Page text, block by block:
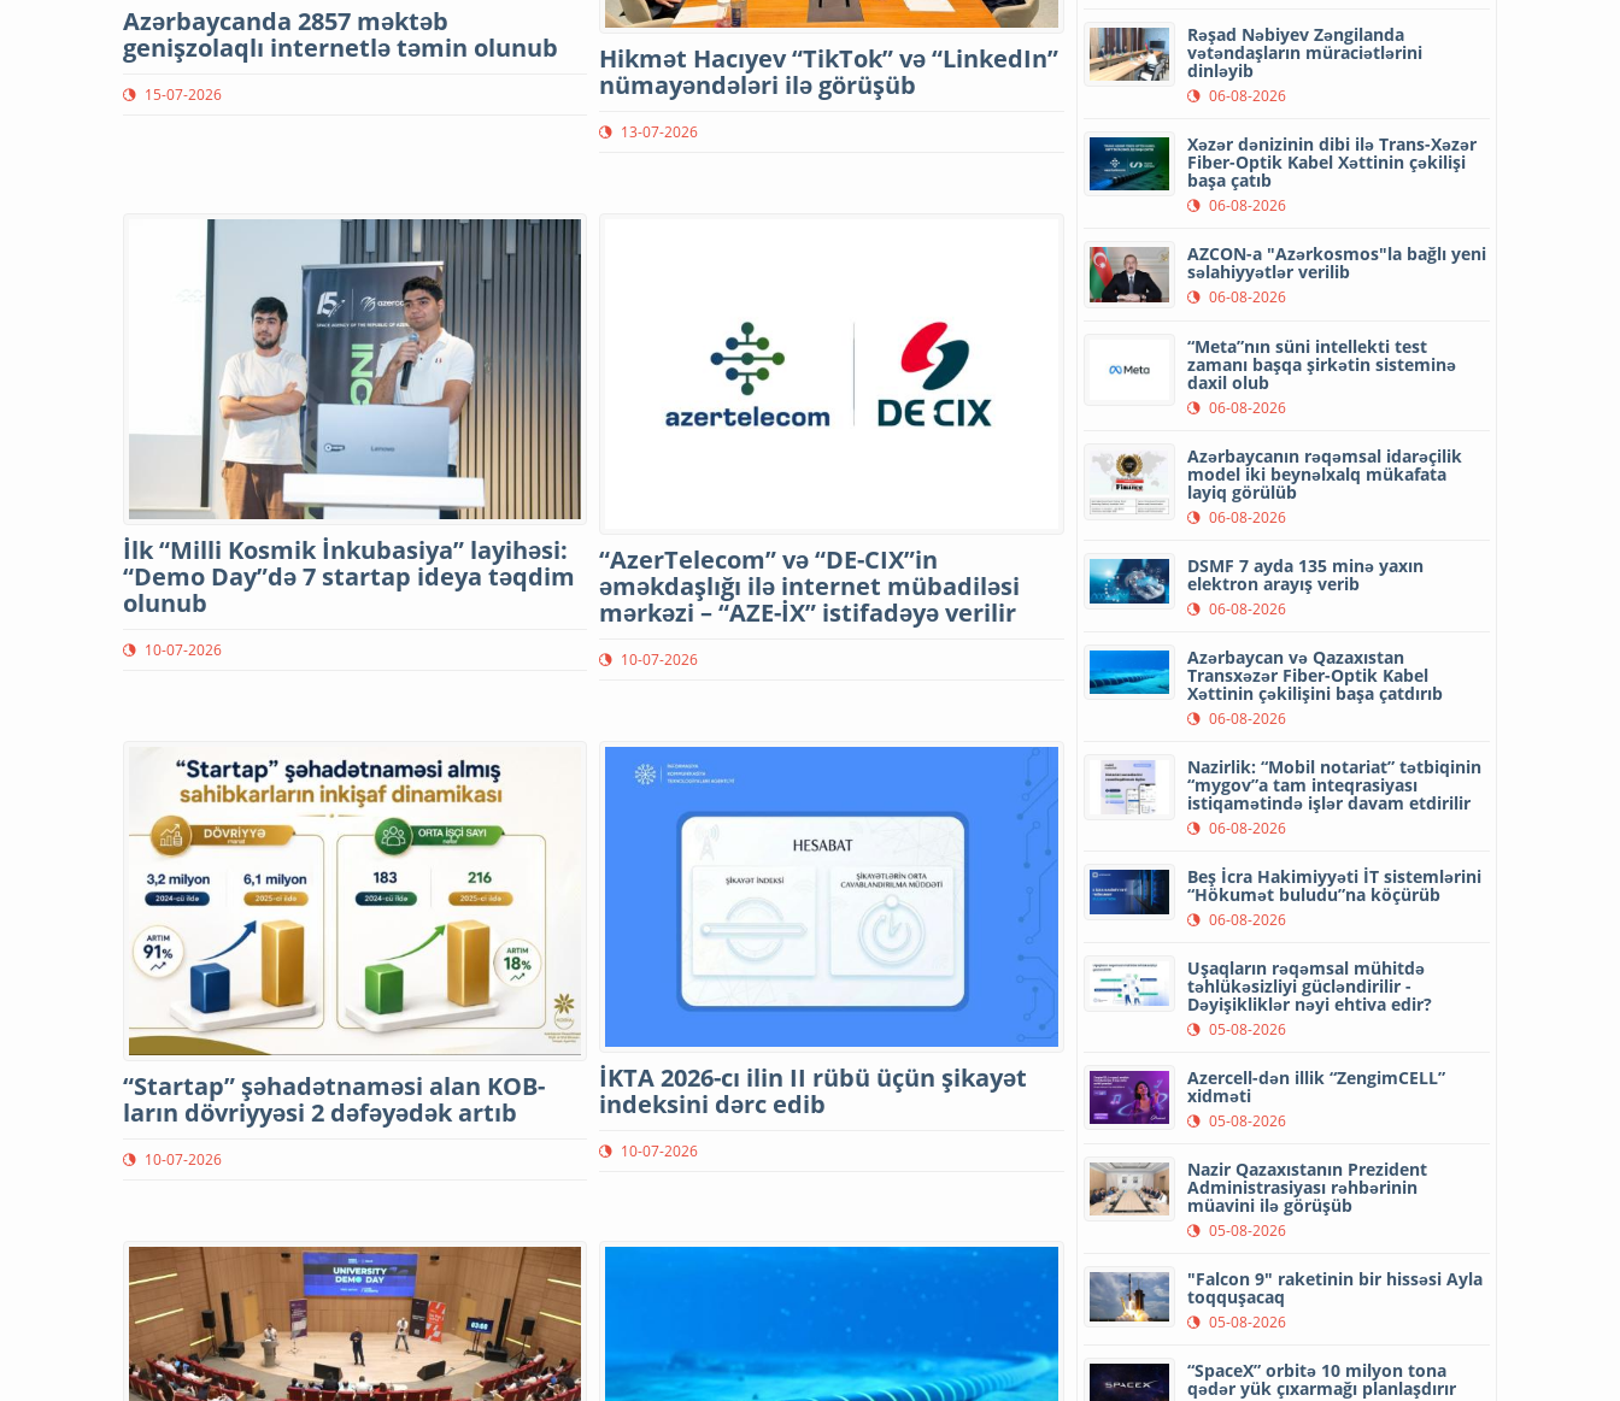
Azərbaycanda 2857 məktəb
genişzolaqlı internetlə təmin olunub
15-07-2026
Hikmət Hacıyev “TikTok” və “LinkedIn”
nümayəndələri ilə görüşüb
13-07-2026
İlk “Milli Kosmik İnkubasiya” layihəsi:
“Demo Day”də 7 startap ideya təqdim
olunub
10-07-2026
“AzerTelecom” və “DE-CIX”in
əməkdaşlığı ilə internet mübadiləsi
mərkəzi – “AZE-İX” istifadəyə verilir
10-07-2026
“Startap” şəhadətnaməsi alan KOB-
ların dövriyyəsi 2 dəfəyədək artıb
10-07-2026
İKTA 2026-cı ilin II rübü üçün şikayət
indeksini dərc edib
10-07-2026
Rəşad Nəbiyev Zəngilanda
vətəndaşların müraciətlərini
dinləyib
06-08-2026
Xəzər dənizinin dibi ilə Trans-Xəzər
Fiber-Optik Kabel Xəttinin çəkilişi
başa çatıb
06-08-2026
AZCON-a "Azərkosmos"la bağlı yeni
səlahiyyətlər verilib
06-08-2026
“Meta”nın süni intellekti test
zamanı başqa şirkətin sisteminə
daxil olub
06-08-2026
Azərbaycanın rəqəmsal idarəçilik
model iki beynəlxalq mükafata
layiq görülüb
06-08-2026
DSMF 7 ayda 135 minə yaxın
elektron arayış verib
06-08-2026
Azərbaycan və Qazaxıstan
Transxəzər Fiber-Optik Kabel
Xəttinin çəkilişini başa çatdırıb
06-08-2026
Nazirlik: “Mobil notariat” tətbiqinin
“mygov”a tam inteqrasiyası
istiqamətində işlər davam etdirilir
06-08-2026
Beş İcra Hakimiyyəti İT sistemlərini
“Hökumət buludu”na köçürüb
06-08-2026
Uşaqların rəqəmsal mühitdə
təhlükəsizliyi gücləndirilir -
Dəyişikliklər nəyi ehtiva edir?
05-08-2026
Azercell-dən illik “ZengimCELL”
xidməti
05-08-2026
Nazir Qazaxıstanın Prezident
Administrasiyası rəhbərinin
müavini ilə görüşüb
05-08-2026
"Falcon 9" raketinin bir hissəsi Ayla
toqquşacaq
05-08-2026
“SpaceX” orbitə 10 milyon tona
qədər yük çıxarmağı planlaşdırır